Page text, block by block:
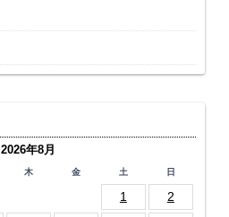
2026年8月
木 金 土 日
1
2